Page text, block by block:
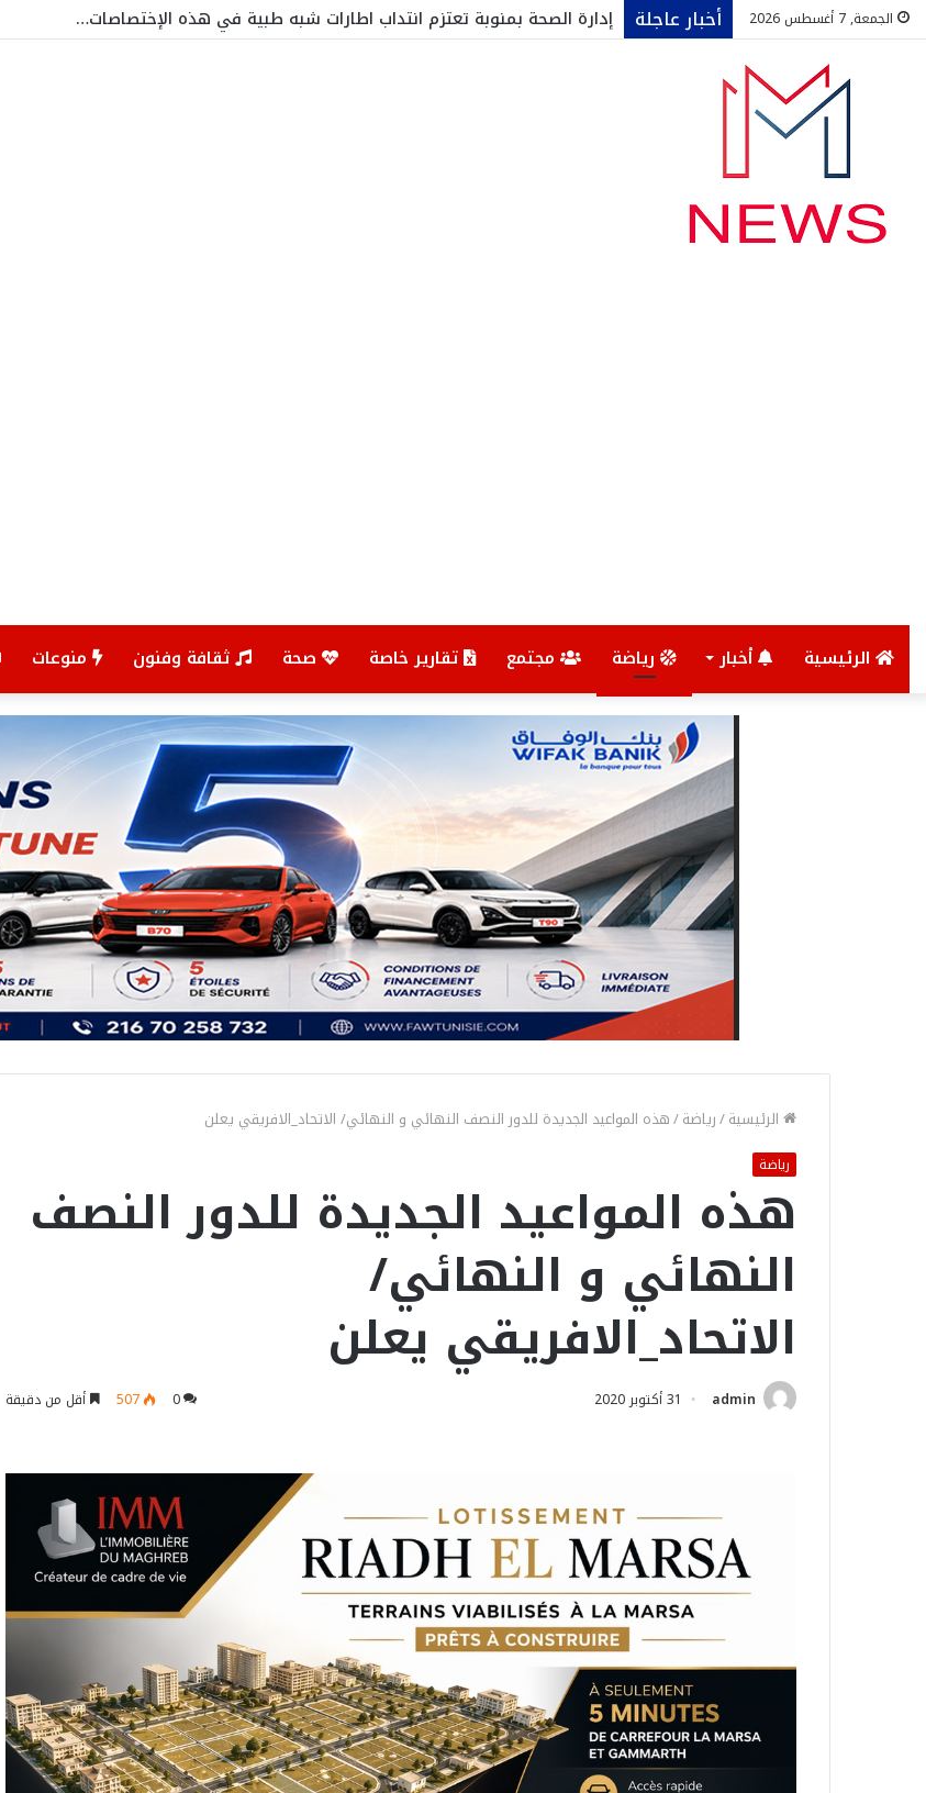
الجمعة, 7 أغسطس 2026 أخبار عاجلة إدارة الصحة بمنوبة تعتزم انتداب اطارات شبه طبية في هذه الإختصاصات…
الرئيسية أخبار رياضة مجتمع تقارير خاصة صحة ثقافة وفنون منوعات
الرئيسية/رياضة/هذه المواعيد الجديدة للدور النصف النهائي و النهائي/ الاتحاد_الافريقي يعلن
رياضة
هذه المواعيد الجديدة للدور النصف
النهائي و النهائي/
الاتحاد_الافريقي يعلن
admin 31 أكتوبر 2020 0
507 أقل من دقيقة